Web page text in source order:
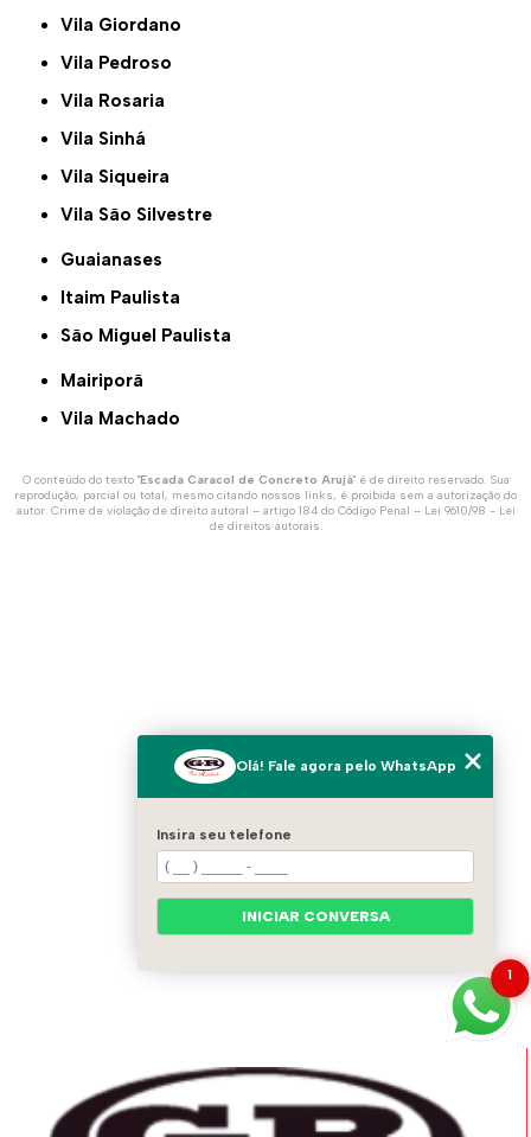
Vila Giordano
Vila Pedroso
Vila Rosaria
Vila Sinhá
Vila Siqueira
Vila São Silvestre
Guaianases
Itaim Paulista
São Miguel Paulista
Mairiporã
Vila Machado
O conteúdo do texto "Escada Caracol de Concreto Arujá" é de direito reservado. Sua
reprodução, parcial ou total, mesmo citando nossos links, é proibida sem a autorização do
autor. Crime de violação de direito autoral – artigo 184 do Código Penal – Lei 9610/98 - Lei
de direitos autorais.
1
Olá! Fale agora pelo WhatsApp
Insira seu telefone
INICIAR CONVERSA